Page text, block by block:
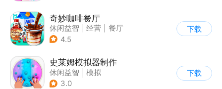
奇妙咖啡餐厅
休闲益智 经营
餐厅
| 宝宝巴士
4.5
下载
史莱姆模拟器制作
休闲益智
模拟
| 史莱姆
3.0
下载